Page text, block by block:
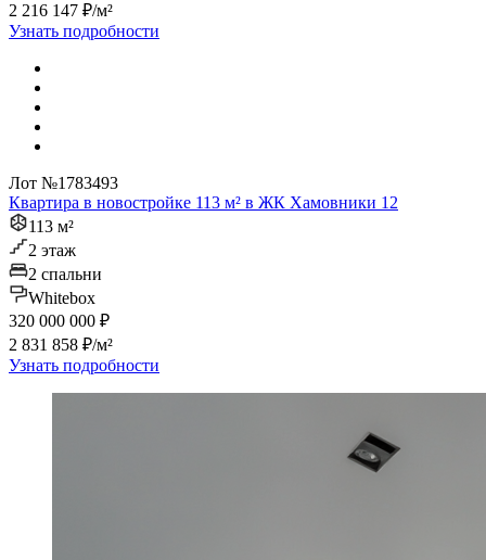
2 216 147 ₽/м²
Узнать подробности
Лот №1783493
Квартира в новостройке 113 м² в ЖК Хамовники 12
113 м²
2 этаж
2 спальни
Whitebox
320 000 000 ₽
2 831 858 ₽/м²
Узнать подробности